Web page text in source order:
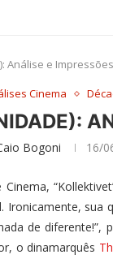
Análise e Impressões
Cinema
Bogoni 16/
de diferente!”,
o dinamarquês